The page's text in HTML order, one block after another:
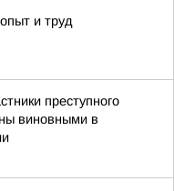
и труд
преступного
виновными в